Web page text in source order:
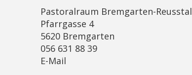
Pastoralraum Bremgarten-Reusstal
Pfarrgasse 4
5620 Bremgarten
056 631 88 39
E-Mail